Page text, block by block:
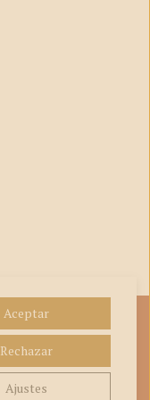
Aceptar
Rechazar
Ajustes